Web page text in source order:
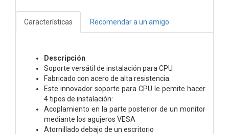
Características Recomendar a un amigo
Descripción
Soporte versátil de instalación para CPU
Fabricado con acero de alta resistencia.
Este innovador soporte para CPU le pemite hacer
4 tipos de instalación:
Acoplamiento en la parte posterior de un monitor
mediante los agujeros VESA
Atornillado debajo de un escritorio